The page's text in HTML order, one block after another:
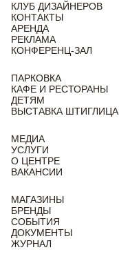
КЛУБ ДИЗАЙНЕРОВ
КОНТАКТЫ
АРЕНДА
РЕКЛАМА
КОНФЕРЕНЦ-ЗАЛ
ПАРКОВКА
КАФЕ И РЕСТОРАНЫ
ДЕТЯМ
ВЫСТАВКА ШТИГЛИЦА
МЕДИА
УСЛУГИ
О ЦЕНТРЕ
ВАКАНСИИ
МАГАЗИНЫ
БРЕНДЫ
СОБЫТИЯ
ДОКУМЕНТЫ
ЖУРНАЛ